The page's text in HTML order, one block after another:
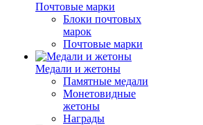
Почтовые марки
Блоки почтовых
марок
Почтовые марки
Медали и жетоны
Памятные медали
Монетовидные
жетоны
Награды